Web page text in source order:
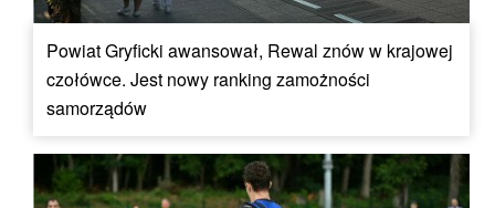
Powiat Gryficki awansował, Rewal znów w krajowej
czołówce. Jest nowy ranking zamożności
samorządów